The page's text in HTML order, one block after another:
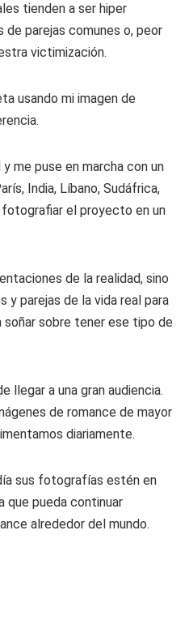
tienden a ser hiper
de parejas comunes o, peor
victimización.
usando mi imagen de
me puse en marcha con un
India, Líbano, Sudáfrica,
fotografiar el proyecto en un
de la realidad, sino
y parejas de la vida real para
sobre tener ese tipo de
llegar a una gran audiencia.
de romance de mayor
diariamente.
sus fotografías estén en
que pueda continuar
alrededor del mundo.